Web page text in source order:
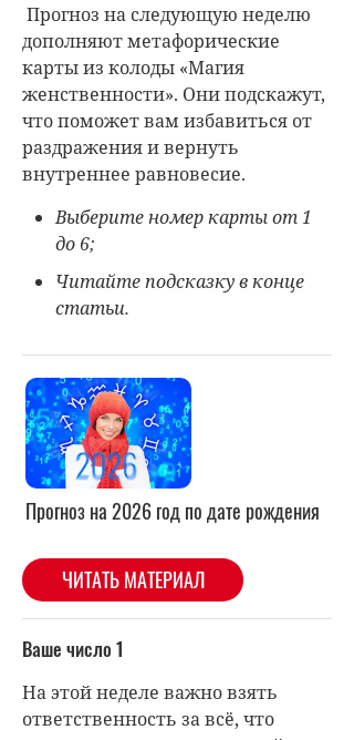
Прогноз на следующую неделю
дополняют метафорические
карты из колоды «Магия
женственности». Они подскажут,
что поможет вам избавиться от
раздражения и вернуть
внутреннее равновесие.
Выберите номер карты от 1
до 6;
Читайте подсказку в конце
статьи.
Прогноз на 2026 год по дате рождения
ЧИТАТЬ МАТЕРИАЛ
Ваше число 1
На этой неделе важно взять
ответственность за всё, что